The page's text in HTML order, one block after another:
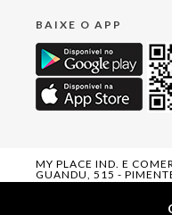
BAIXE O APP
MY PLACE IND. E
GUANDU, 515 -
25963-620. CNPJ: